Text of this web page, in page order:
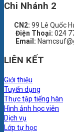
Chi Nhánh 2
CN2: 99 Lê Quốc
Điện Thoại: 024
Email:
LIÊN KẾT
Giới thiệu
Tuyển dụng
Thực tập tiếng hàn
Hình ảnh học viên
Dịch vụ
Lớp tự học